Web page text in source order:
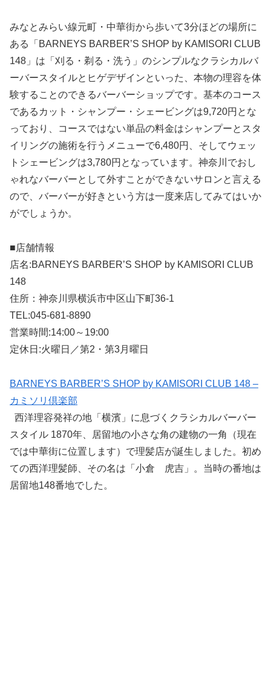
みなとみらい線元町・中華街から歩いて3分ほどの場所に
ある「BARNEYS BARBER’S SHOP by KAMISORI CLUB
148」は「刈る・剃る・洗う」のシンプルなクラシカルバ
ーバースタイルとヒゲデザインといった、本物の理容を体
験することのできるバーバーショップです。基本のコース
であるカット・シャンプー・シェービングは9,720円とな
っており、コースではない単品の料金はシャンプーとスタ
イリングの施術を行うメニューで6,480円、そしてウェッ
トシェービングは3,780円となっています。神奈川でおし
ゃれなバーバーとして外すことができないサロンと言える
ので、バーバーが好きという方は一度来店してみてはいか
がでしょうか。
■店舗情報
店名:BARNEYS BARBER’S SHOP by KAMISORI CLUB
148
住所：神奈川県横浜市中区山下町36-1
TEL:045-681-8890
営業時間:14:00～19:00
定休日:火曜日／第2・第3月曜日
BARNEYS BARBER’S SHOP by KAMISORI CLUB 148 –
カミソリ倶楽部
西洋理容発祥の地「横濱」に息づくクラシカルバーバー
スタイル 1870年、居留地の小さな角の建物の一角（現在
では中華街に位置します）で理髪店が誕生しました。初め
ての西洋理髪師、その名は「小倉 虎吉」。当時の番地は
居留地148番地でした。